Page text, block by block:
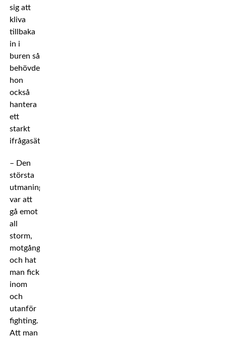
sig att
kliva
tillbaka
in i
buren så
behövde
hon
också
hantera
ett
starkt
ifrågasättande.
– Den
största
utmaningen
var att
gå emot
all
storm,
motgångar
och hat
man fick
inom
och
utanför
fighting.
Att man